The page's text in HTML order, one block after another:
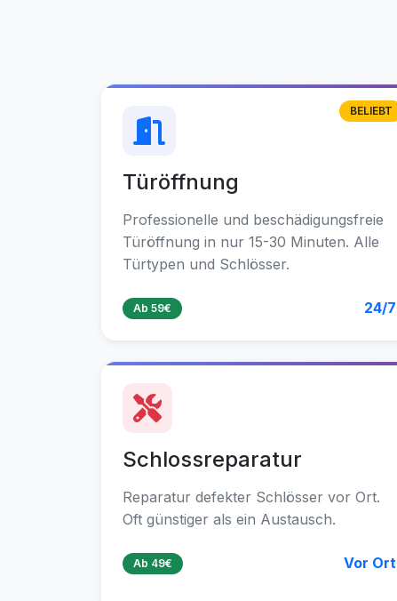
Türöffnung
Professionelle und beschädigungsfreie
Türöffnung in nur 15-30 Minuten. Alle
Türtypen und Schlösser.
Ab 59€ 24/7
BELIEBT
Schlossreparatur
Reparatur defekter Schlösser vor Ort.
Oft günstiger als ein Austausch.
Ab 49€ Vor Ort